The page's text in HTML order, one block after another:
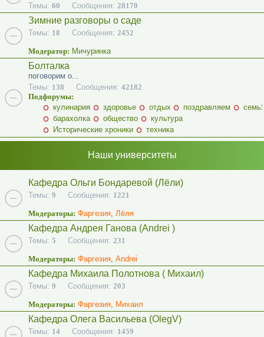
Темы: 60 Сообщения: 28170
Зимние разговоры о саде
Темы: 18 Сообщения: 2452
Модератор: Мичуринка
Болталка
поговорим о...
Темы: 138 Сообщения: 42182
Подфорумы:
кулинария
здоровье отдых поздравляем
барахолка
общество
культура
Исторические хроники
техника
Наши университеты
Кафедра Ольги Бондаревой (Лёли)
Темы: 9 Сообщения: 1221
Модераторы: Фаргезия, Лёля
Кафедра Андрея Ганова (Andrei )
Темы: 5 Сообщения: 231
Модераторы: Фаргезия, Andrei
Кафедра Михаила Полотнова ( Михаил)
Темы: 9 Сообщения: 203
Модераторы: Фаргезия, Михаил
Кафедра Олега Васильева (OlegV)
Темы: 14 Сообщения: 1459